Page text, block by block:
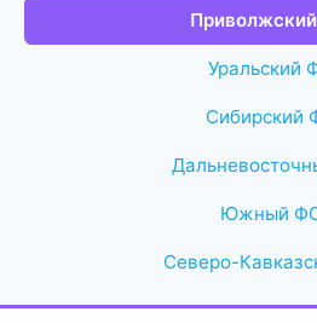
Уральский
Сибирский
Южный
Северо-